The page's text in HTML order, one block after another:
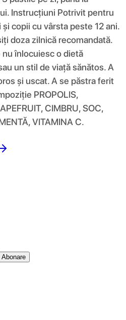
Instrucţiuni Potrivit pentru
copii cu vârsta peste 12 ani.
doza zilnică recomandată.
înlocuiesc o dietă
un stil de viață sănătos. A
și uscat. A se păstra ferit
PROPOLIS,
CIMBRU, SOC,
VITAMINA C.
Abonare